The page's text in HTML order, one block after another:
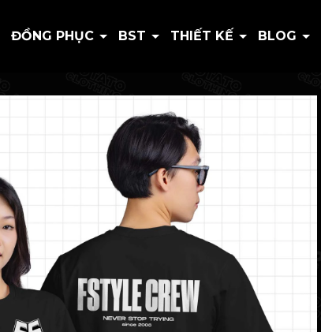
ĐỒNG PHỤC BST THIẾT KẾ BLOG